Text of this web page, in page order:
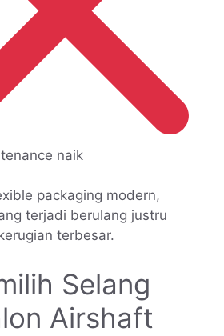
naik
packaging modern,
terjadi berulang justru
terbesar.
Selang
Airshaft